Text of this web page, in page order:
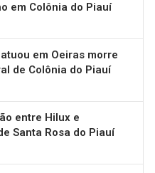
em Colônia do Piauí
em Oeiras morre
de Colônia do Piauí
entre Hilux e
Santa Rosa do Piauí